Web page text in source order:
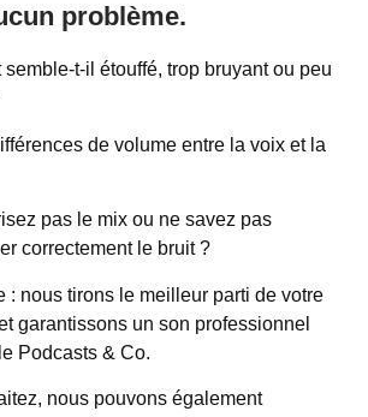
problème.
semble-t-il étouffé, trop bruyant ou peu
de volume entre la voix et la
pas le mix ou ne savez pas
correctement le bruit ?
: nous tirons le meilleur parti de votre
garantissons un son professionnel
Podcasts & Co.
nous pouvons également